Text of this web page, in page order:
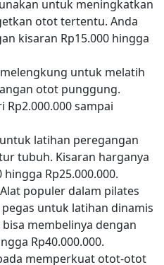
untuk meningkatkan
otot tertentu. Anda
kisaran Rp15.000 hingga
untuk melatih
otot punggung.
sampai
latihan peregangan
tubuh. Kisaran harganya
Rp25.000.000.
Alat populer dalam pilates
untuk latihan dinamis
membelinya dengan
Rp40.000.000.
memperkuat otot-otot